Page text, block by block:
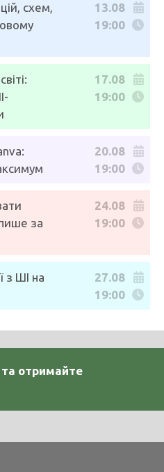
схем,
13.08
19:00
17.08
19:00
20.08
19:00
за
24.08
19:00
з ШІ на
27.08
19:00
отримайте